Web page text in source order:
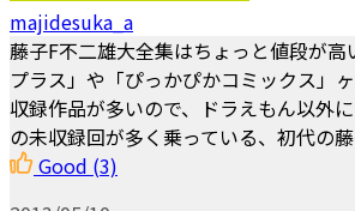
majidesuka_a
藤子F不二雄大全集はちょっと値段が
プラス」や「ぴっかぴかコミックス」
収録作品が多いので、ドラえもん以外
の未収録回が多く乗っている、初代の
Good (3)